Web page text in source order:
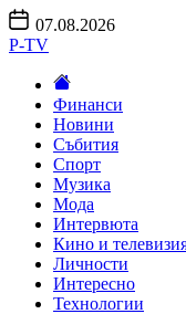
Skip
to
the
content
07.08.2026
P-TV
Финанси
Новини
Събития
Спорт
Музика
Мода
Интервюта
Кино и
Личности
Интересно
Технологии